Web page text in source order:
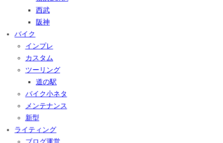
西武
阪神
バイク
インプレ
カスタム
ツーリング
道の駅
バイク小ネタ
メンテナンス
新型
ライティング